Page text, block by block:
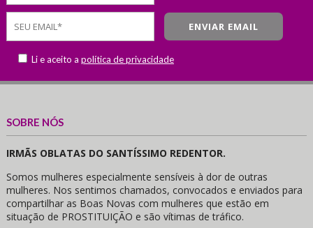
Li e aceito a política de privacidade
SOBRE NÓS
IRMÃS OBLATAS DO SANTÍSSIMO REDENTOR.
Somos mulheres especialmente sensíveis à dor de outras
mulheres. Nos sentimos chamados, convocados e enviados para
compartilhar as Boas Novas com mulheres que estão em
situação de PROSTITUIÇÃO e são vítimas de tráfico.